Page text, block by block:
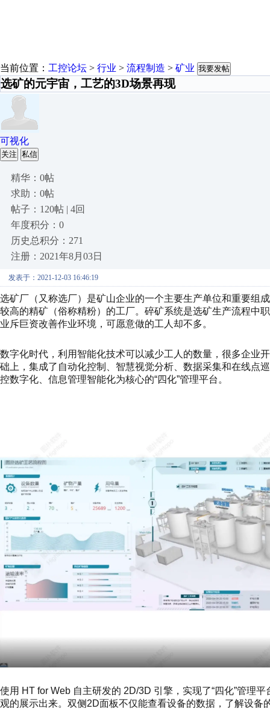
当前位置： 工控论坛 > 行业 > 流程制造 > 矿业 我要发帖
选矿的元宇宙，工艺的3D场景再现
可视化
关注 私信
精华：0帖
求助：0帖
帖子：120帖 | 4回
年度积分：0
历史总积分：271
注册：2021年8月03日
发表于：2021-12-03 16:46:19
选矿厂（又称选厂）是矿山企业的一个主要生产单位和重要组
较高的精矿（俗称精粉）的工厂。碎矿系统是选矿生产流程中
业斥巨资改善作业环境，可愿意做的工人却不多。
数字化时代，利用智能化技术可以减少工人的数量，很多企业
础上，集成了自动化控制、智慧视觉分析、数据采集和在线点
控数字化、信息管理智能化为核心的“四化”管理平台。
使用 HT for Web 自主研发的 2D/3D 引擎，实现了“四化”管理
观的展示出来。双侧2D面板不仅能查看设备的数据，了解设备